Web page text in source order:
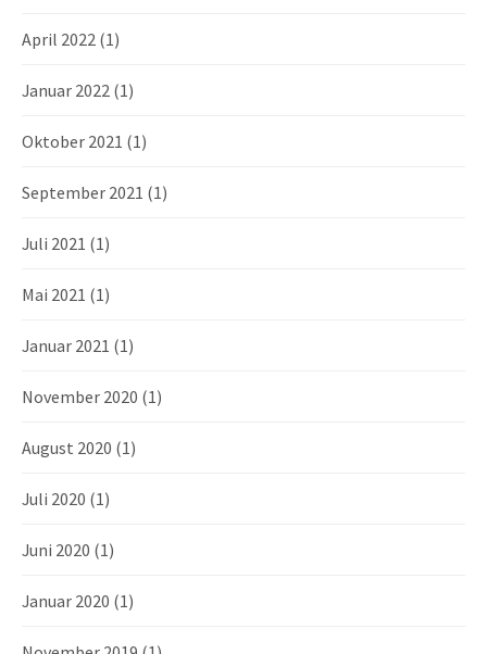
April 2022 (1)
Januar 2022 (1)
Oktober 2021 (1)
September 2021 (1)
Juli 2021 (1)
Mai 2021 (1)
Januar 2021 (1)
November 2020 (1)
August 2020 (1)
Juli 2020 (1)
Juni 2020 (1)
Januar 2020 (1)